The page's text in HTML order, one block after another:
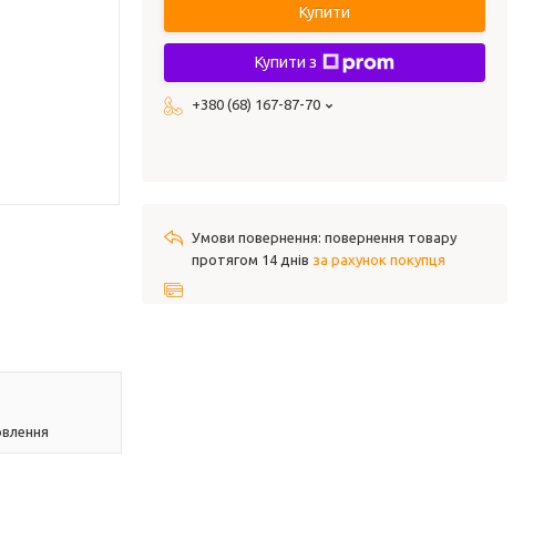
Купити
Купити з
+380 (68) 167-87-70
повернення товару
протягом 14 днів за рахунок покупця